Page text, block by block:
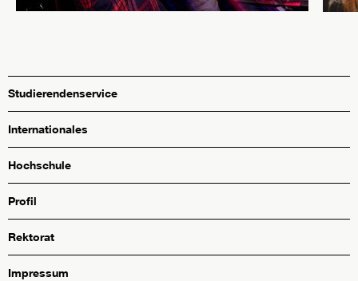
Studierendenservice
Internationales
Hochschule
Profil
Rektorat
Impressum